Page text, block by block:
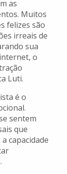
as
Muitos
felizes são
irreais de
sua
o
Luti.
é o
sentem
que
capacidade